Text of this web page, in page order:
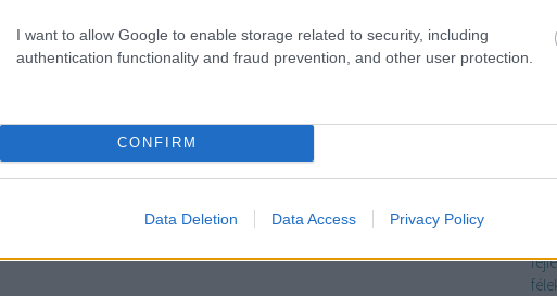
I want to allow Google to enable storage related to security, including
authentication functionality and fraud prevention, and other user protection.
CONFIRM
Data Deletion Data Access Privacy Policy